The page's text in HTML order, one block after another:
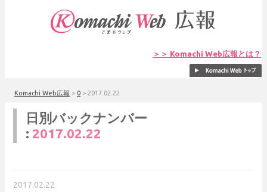
＞＞ Komachi Web広報とは？
Komachi Web広報 > 0 > 2017.02.22
日別バックナンバー
: 2017.02.22
2017.02.22